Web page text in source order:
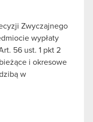
Zwyczajnego
wypłaty
56 ust. 1 pkt 2
i okresowe
w